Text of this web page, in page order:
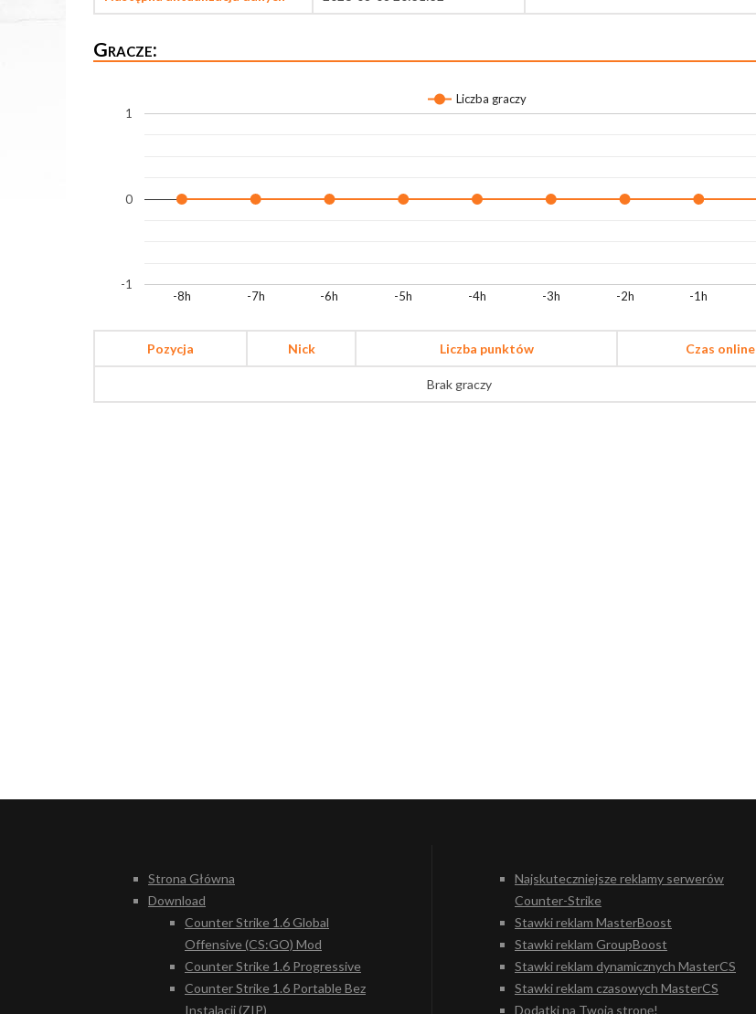
Gracze:
Liczba graczy
-8h -7h -6h -5h -4h -3h -2h -1h
-1
0
1
Pozycja Nick Liczba punktów Czas online
Brak graczy
Strona Główna
Download
Counter Strike 1.6 Global
Offensive (CS:GO) Mod
Counter Strike 1.6 Progressive
Counter Strike 1.6 Portable Bez
Instalacji (ZIP)
Najskuteczniejsze reklamy serwerów
Counter-Strike
Stawki reklam MasterBoost
Stawki reklam GroupBoost
Stawki reklam dynamicznych MasterCS
Stawki reklam czasowych MasterCS
Dodatki na Twoją stronę!